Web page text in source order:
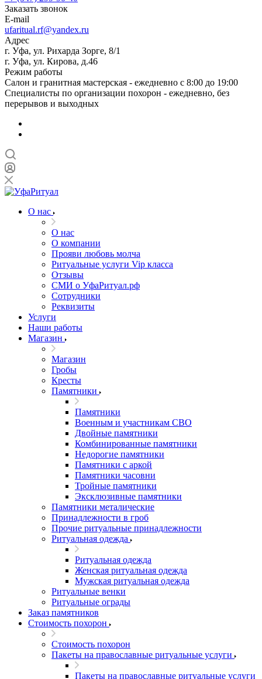
Заказать звонок
E-mail
ufaritual.rf@yandex.ru
Адрес
г. Уфа, ул. Рихарда Зорге, 8/1
г. Уфа, ул. Кирова, д.46
Режим работы
Салон и гранитная мастерская - ежедневно с 8:00 до 19:00
Специалисты по организации похорон - ежедневно, без
перерывов и выходных
О нас
О нас
О компании
Прояви любовь молча
Ритуальные услуги Vip класса
Отзывы
СМИ о УфаРитуал.рф
Сотрудники
Реквизиты
Услуги
Наши работы
Магазин
Магазин
Гробы
Кресты
Памятники
Памятники
Военным и участникам СВО
Двойные памятники
Комбинированные памятники
Недорогие памятники
Памятники с аркой
Памятники часовни
Тройные памятники
Эксклюзивные памятники
Памятники металические
Принадлежности в гроб
Прочие ритуальные принадлежности
Ритуальная одежда
Ритуальная одежда
Женская ритуальная одежда
Мужская ритуальная одежда
Ритуальные венки
Ритуальные ограды
Заказ памятников
Стоимость похорон
Стоимость похорон
Пакеты на православные ритуальные услуги
Пакеты на православные ритуальные услуги